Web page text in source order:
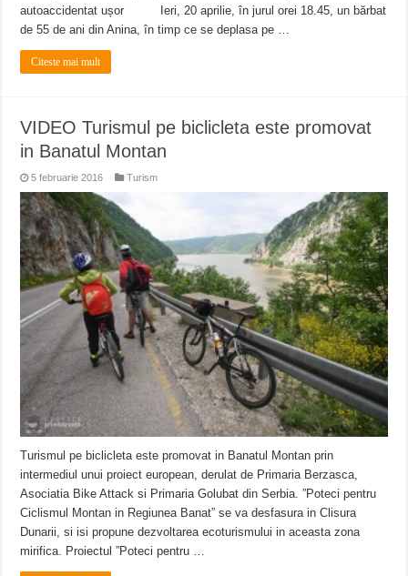
autoaccidentat ușor Ieri, 20 aprilie, în jurul orei 18.45, un bărbat
de 55 de ani din Anina, în timp ce se deplasa pe …
Citeste mai mult
VIDEO Turismul pe biclicleta este promovat
in Banatul Montan
5 februarie 2016 Turism
Turismul pe biclicleta este promovat in Banatul Montan prin
intermediul unui proiect european, derulat de Primaria Berzasca,
Asociatia Bike Attack si Primaria Golubat din Serbia. ”Poteci pentru
Ciclismul Montan in Regiunea Banat” se va desfasura in Clisura
Dunarii, si isi propune dezvoltarea ecoturismului in aceasta zona
mirifica. Proiectul ”Poteci pentru …